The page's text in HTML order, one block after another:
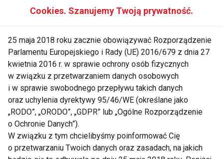
melaniny i nadających skórze zabarwienie. Obecnie
czerniak wywodzący się z plamy
soczewicowatej - jest to stosunkowo
łagodna odmiana występująca u osób w
starszym wieku;
czerniak wywodzący się z plam
soczewicowatych umiejscowiony na
kończynach - zajmuje okolice paznokci
(także pod płytką paznokciową), rośnie
Cookies. Szanujemy Twoją prywatność.
25 maja 2018 roku zacznie obowiązywać Rozporządzenie
Parlamentu Europejskiego i Rady (UE) 2016/679 z dnia 27
kwietnia 2016 r. w sprawie ochrony osób fizycznych
w związku z przetwarzaniem danych osobowych
i w sprawie swobodnego przepływu takich danych
oraz uchylenia dyrektywy 95/46/WE (określane jako
„RODO”, „ORODO”, „GDPR” lub „Ogólne Rozporządzenie
o Ochronie Danych”).
W związku z tym chcielibyśmy poinformować Cię
o przetwarzaniu Twoich danych oraz zasadach, na jakich